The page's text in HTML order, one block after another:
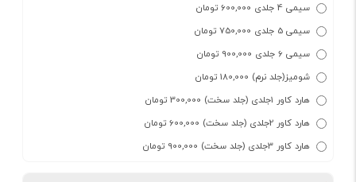
سیمی 4 جلدی 600,000 تومان
سیمی 5 جلدی 750,000 تومان
سیمی 6 جلدی 900,000 تومان
شومیز(جلد نرم) 180,000 تومان
هارد کاور 1جلدی (جلد سخت) 300,000 تومان
هارد کاور 2جلدی (جلد سخت) 600,000 تومان
هارد کاور 3جلدی (جلد سخت) 900,000 تومان